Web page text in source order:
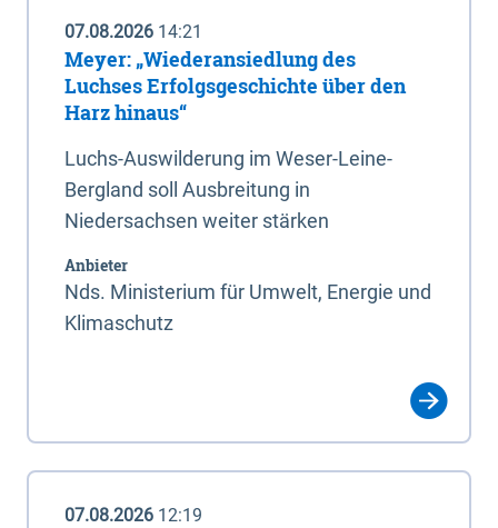
07.08.2026 14:21
Meyer: „Wiederansiedlung des
Luchses Erfolgsgeschichte über den
Harz hinaus“
Luchs-Auswilderung im Weser-Leine-
Bergland soll Ausbreitung in
Niedersachsen weiter stärken
Anbieter
Nds. Ministerium für Umwelt, Energie und
Klimaschutz
07.08.2026 12:19